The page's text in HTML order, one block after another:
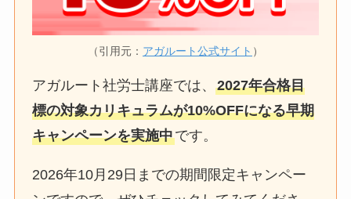
（引用元： アガルート公式サイト ）
アガルート社労士講座では、2027年合格目
標の対象カリキュラムが10%OFFになる早期
キャンペーンを実施中です。
2026年10月29日までの期間限定キャンペー